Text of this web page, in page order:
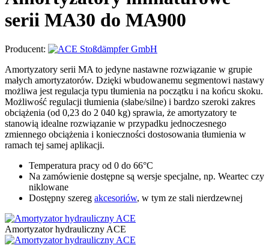
serii MA30 do MA900
Producent:
Amortyzatory serii MA to jedyne nastawne rozwiązanie w grupie
małych amortyzatorów. Dzięki wbudowanemu segmentowi nastawy
możliwa jest regulacja typu tłumienia na początku i na końcu skoku.
Możliwość regulacji tłumienia (słabe/silne) i bardzo szeroki zakres
obciążenia (od 0,23 do 2 040 kg) sprawia, że amortyzatory te
stanowią idealne rozwiązanie w przypadku jednoczesnego
zmiennego obciążenia i konieczności dostosowania tłumienia w
ramach tej samej aplikacji.
Temperatura pracy od 0 do 66°C
Na zamówienie dostępne są wersje specjalne, np. Weartec czy
niklowane
Dostępny szereg akcesoriów, w tym ze stali nierdzewnej
Amortyzator hydrauliczny ACE